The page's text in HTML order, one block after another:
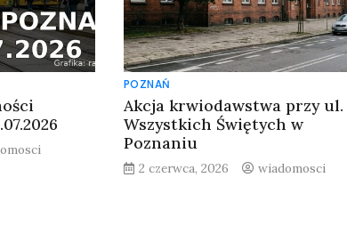
POZNAŃ
Akcja krwiodawstwa przy ul.
Wszystkich Świętych w
Poznaniu
2 czerwca, 2026 wiadomosci